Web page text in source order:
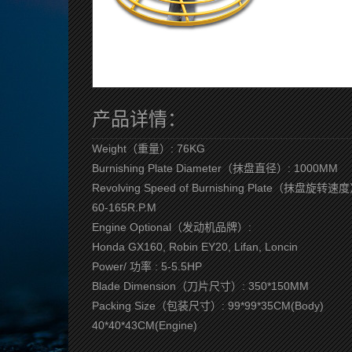
产品详情：
Weight（重量）: 76KG
Burnishing Plate Diameter（抹盘直径）: 1000MM
Revolving Speed of Burnishing Plate（抹盘旋转速度
60-165R.P.M
Engine Optional（发动机品牌）:
Honda GX160, Robin EY20, Lifan, Loncin
Power/ 功率 : 5-5.5HP
Blade Dimension（刀片尺寸）: 350*150MM
Packing Size（包装尺寸）: 99*99*35CM(Body)
40*40*43CM(Engine)